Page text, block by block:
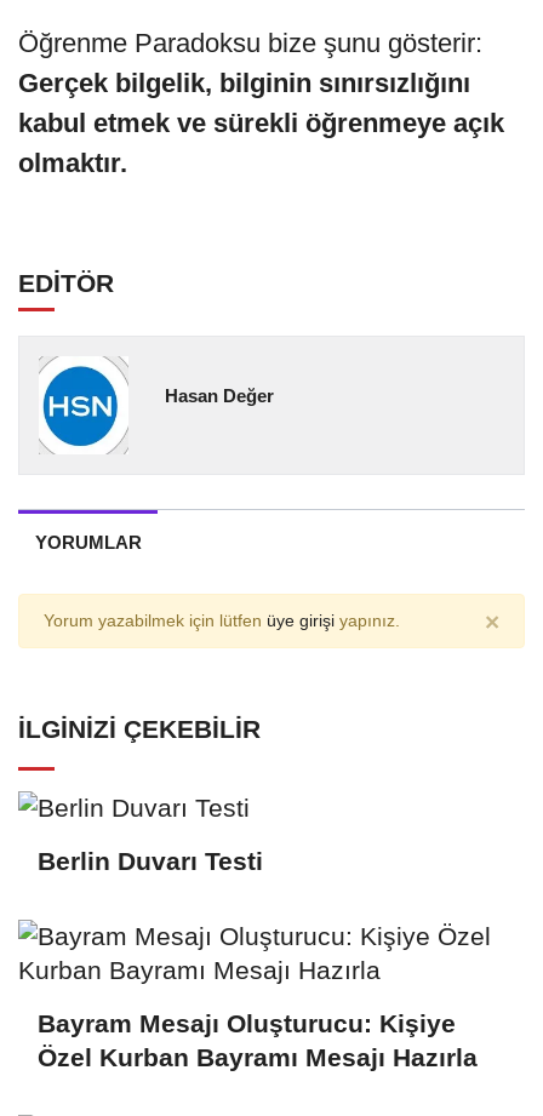
Öğrenme Paradoksu bize şunu gösterir:
Gerçek bilgelik, bilginin sınırsızlığını
kabul etmek ve sürekli öğrenmeye açık
olmaktır.
EDİTÖR
Hasan Değer
YORUMLAR
Yorum yazabilmek için lütfen üye girişi yapınız. ×
İLGINIZI ÇEKEBILIR
Berlin Duvarı Testi
Bayram Mesajı Oluşturucu: Kişiye
Özel Kurban Bayramı Mesajı Hazırla